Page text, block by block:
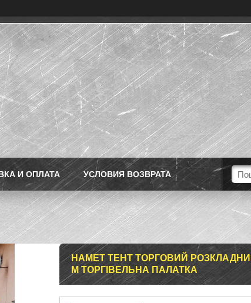
И ОПЛАТА УСЛОВИЯ ВОЗВРАТА
НАМЕТ ТЕНТ ТОРГОВИЙ
М ТОРГІВЕЛЬНА ПАЛАТКА